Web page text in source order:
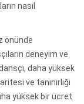
nasıl
önünde
deneyim ve
daha yüksek
ve tanınırlığı
yüksek bir ücret